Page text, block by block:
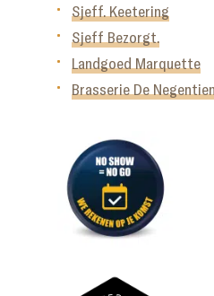
Sjeff. Keetering
Sjeff Bezorgt.
Landgoed Marquette
Brasserie De